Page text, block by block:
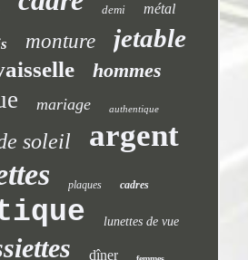
demi métal
monture jetable
hommes
mariage authentique
soleil argent
plaques cadres
lunettes de vue
dîner